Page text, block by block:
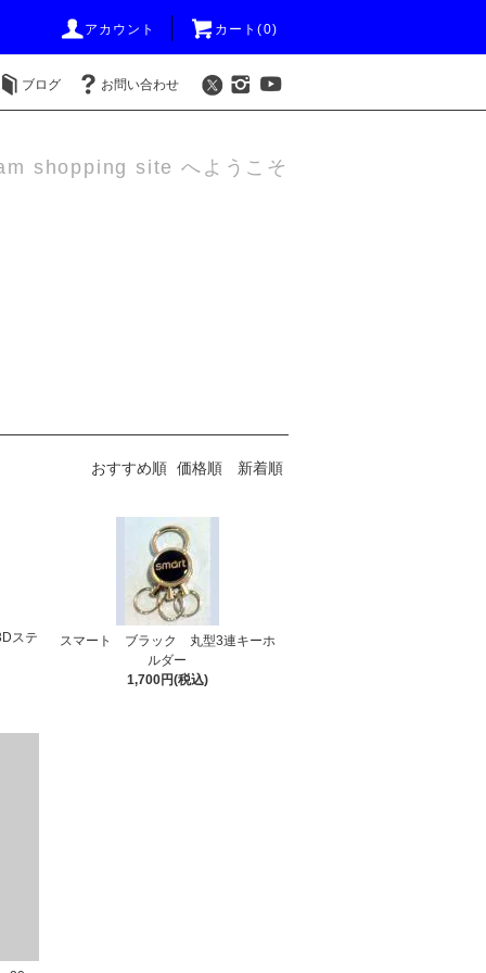
アカウント カート(0)
ブログ お問い合わせ
shopping site へようこそ
おすすめ順 価格順 新着順
ステ
スマート ブラック 丸型3連キーホ
ルダー
1,700円(税込)